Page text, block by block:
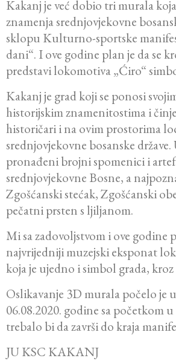
Kakanj je već dobio tri murala
znamenja srednjovjekovne
sklopu Kulturno-sportske
dani“. I ove godine plan je da se
predstavi lokomotiva „Ćiro“
Kakanj je grad koji se ponosi
historijskim znamenitostima i
historičari i na ovim prostorima
srednjovjekovne bosanske
pronađeni brojni spomenici i
srednjovjekovne Bosne, a
Zgošćanski stećak, Zgošćanski
pečatni prsten s ljiljanom.
Mi sa zadovoljstvom i ove godine
najvrijedniji muzejski eksponat
koja je ujedno i simbol grada,
Oslikavanje 3D murala počelo je
06.08.2020. godine sa početkom
trebalo bi da završi do kraja
JU KSC KAKANJ